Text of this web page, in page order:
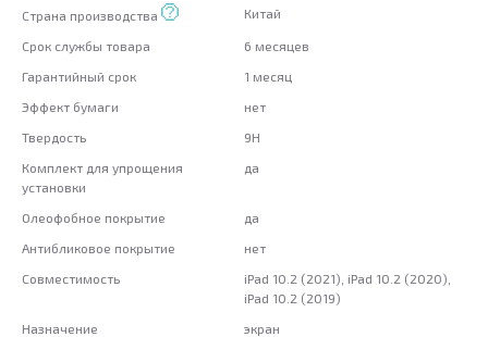
Страна производства Китай
Срок службы товара
6 месяцев
Гарантийный срок
1 месяц
Эффект бумаги
нет
Твердость
9H
Комплект для упрощения
установки
да
Олеофобное покрытие
да
Антибликовое покрытие
нет
Совместимость
iPad 10.2 (2021), iPad 10.2 (2020),
iPad 10.2 (2019)
Назначение
экран